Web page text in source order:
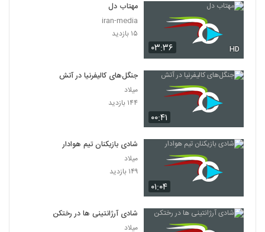
۰۳:۳۶ HD
مهتاب دل
iran-media
۱۵ بازدید
۰۰:۴۱
جنگل‌های کالیفرنیا در آتش
میلاد
۱۴۴ بازدید
۰۱:۰۴
شادی بازیکنان تیم هوادار
میلاد
۱۴۹ بازدید
شادی آرژانتینی ها در رختکن
میلاد